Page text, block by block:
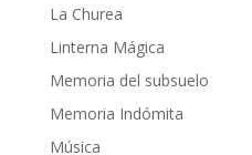
La Churea
Linterna Mágica
Memoria del subsuelo
Memoria Indómita
Música